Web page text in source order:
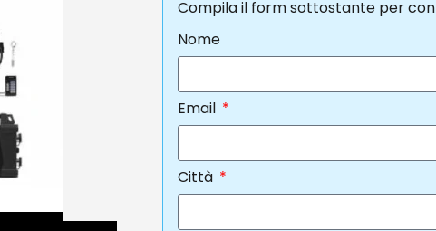
Compila il form sottostante per
Nome
Email
Città